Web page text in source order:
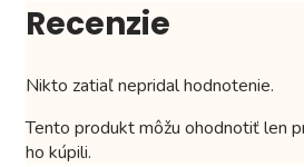
Recenzie
Nikto zatiaľ nepridal hodnotenie.
Tento produkt môžu ohodnotiť len
ho kúpili.